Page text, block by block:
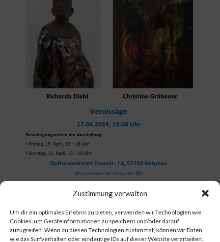
Zustimmung verwalten
Um dir ein optimales Erlebnis zu bieten, verwenden wir Technologien wie
Cookies, um Geräteinformationen zu speichern und/oder darauf
zuzugreifen. Wenn du diesen Technologien zustimmst, können wir Daten
wie das Surfverhalten oder eindeutige IDs auf dieser Website verarbeiten.
2. April 2024
inEvents